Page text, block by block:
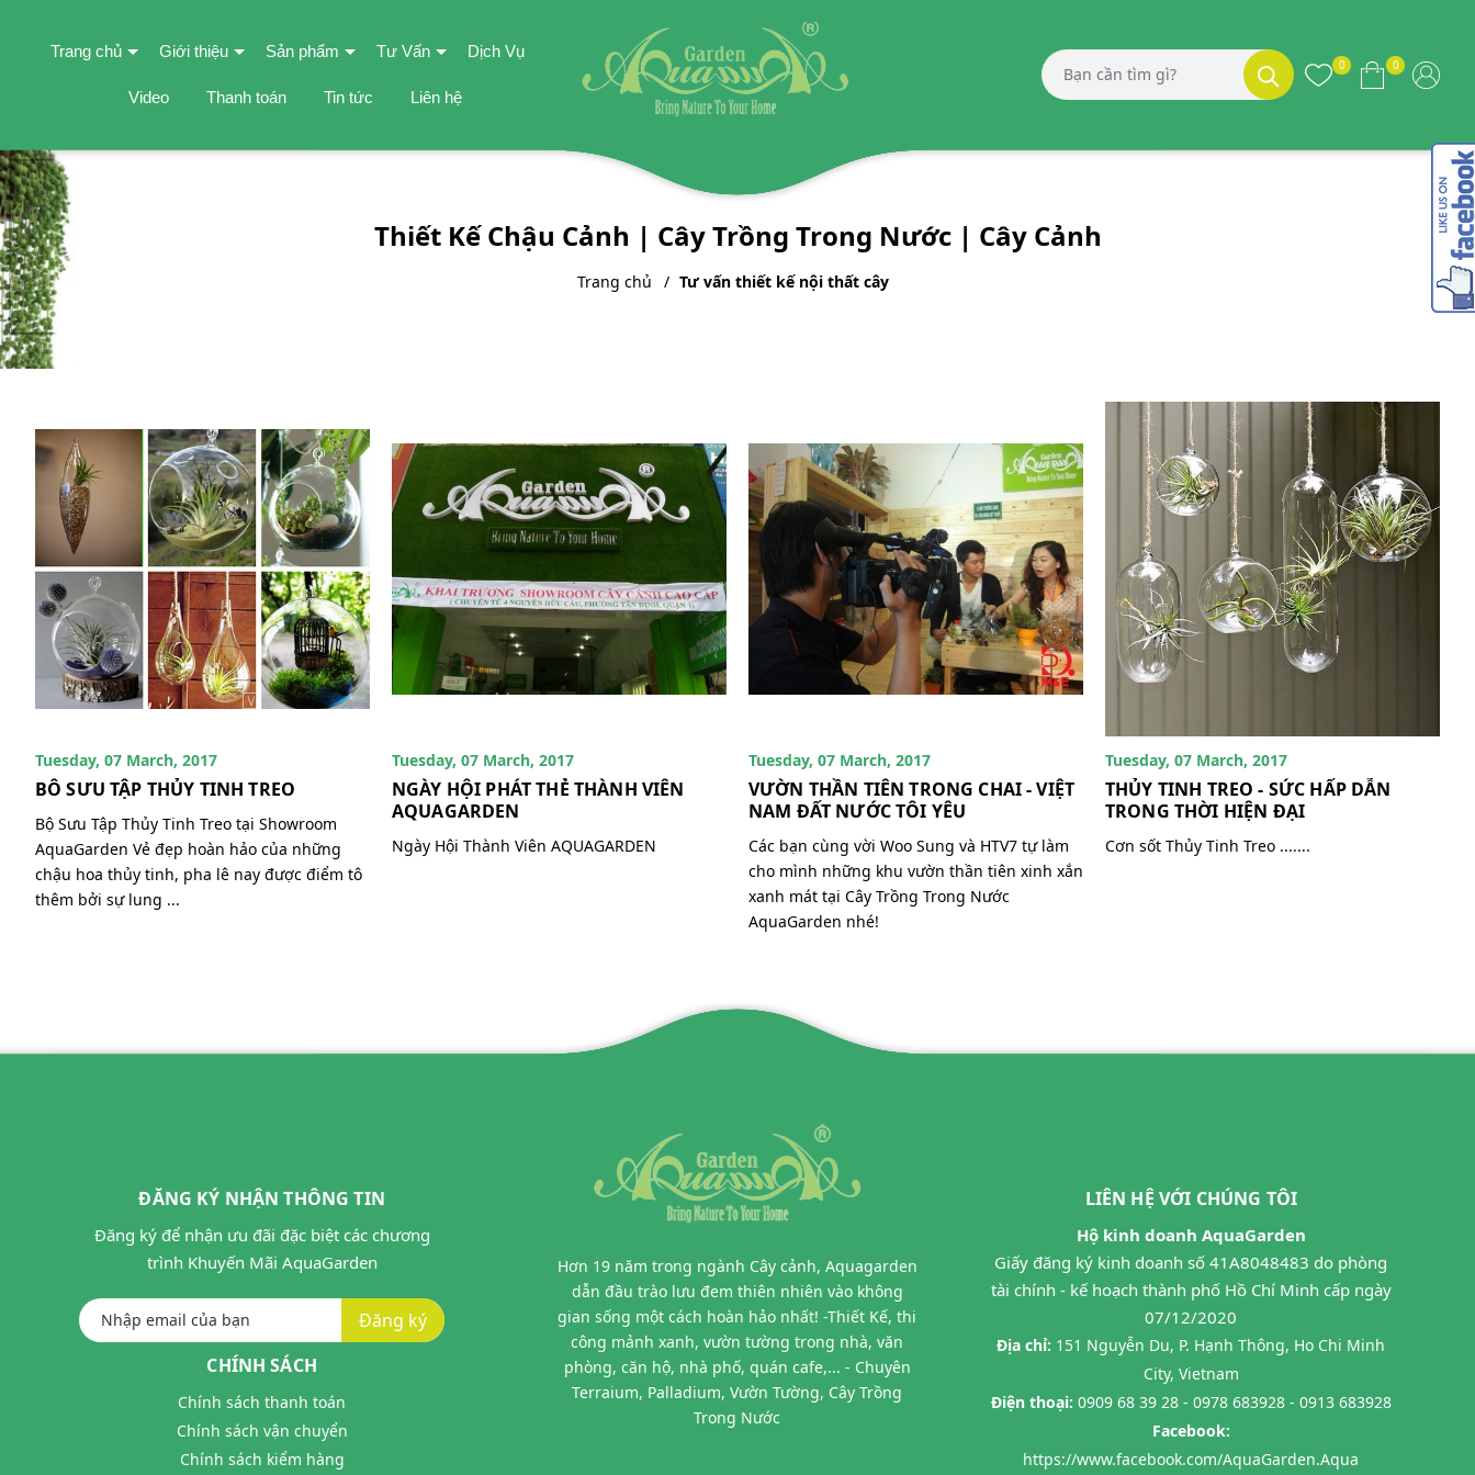
Trang chủ Giới thiệu Sản phẩm Tư Vấn Dịch Vụ
Video Thanh toán Tin tức Liên hệ
0 0
Thiết Kế Chậu Cảnh | Cây Trồng Trong Nước | Cây Cảnh
Trang chủ Tư vấn thiết kế nội thất cây
Tuesday, 07 March, 2017
BÔ SƯU TẬP THỦY TINH TREO
Bộ Sưu Tập Thủy Tinh Treo tại Showroom
AquaGarden Vẻ đẹp hoàn hảo của những
chậu hoa thủy tinh, pha lê nay được điểm tô
thêm bởi sự lung ...
Tuesday, 07 March, 2017
NGÀY HỘI PHÁT THẺ THÀNH VIÊN
AQUAGARDEN
Ngày Hội Thành Viên AQUAGARDEN
Tuesday, 07 March, 2017
VƯỜN THẦN TIÊN TRONG CHAI - VIỆT
NAM ĐẤT NƯỚC TÔI YÊU
Các bạn cùng vời Woo Sung và HTV7 tự làm
cho mình những khu vườn thần tiên xinh xắn
xanh mát tại Cây Trồng Trong Nước
AquaGarden nhé!
Tuesday, 07 March, 2017
THỦY TINH TREO - SỨC HẤP DẪN
TRONG THỜI HIỆN ĐẠI
Cơn sốt Thủy Tinh Treo .......
ĐĂNG KÝ NHẬN THÔNG TIN
Đăng ký để nhận ưu đãi đặc biệt các chương
trình Khuyến Mãi AquaGarden
Đăng ký
CHÍNH SÁCH
Chính sách thanh toán
Chính sách vận chuyển
Chính sách kiểm hàng
Hơn 19 năm trong ngành Cây cảnh, Aquagarden
dẫn đầu trào lưu đem thiên nhiên vào không
gian sống một cách hoàn hảo nhất! -Thiết Kế, thi
công mảnh xanh, vườn tường trong nhà, văn
phòng, căn hộ, nhà phố, quán cafe,... - Chuyên
Terraium, Palladium, Vườn Tường, Cây Trồng
Trong Nước
LIÊN HỆ VỚI CHÚNG TÔI
Hộ kinh doanh AquaGarden
Giấy đăng ký kinh doanh số 41A8048483 do phòng
tài chính - kế hoạch thành phố Hồ Chí Minh cấp ngày
07/12/2020
Địa chỉ: 151 Nguyễn Du, P. Hạnh Thông, Ho Chi Minh
City, Vietnam
Điện thoại: 0909 68 39 28 - 0978 683928 - 0913 683928
Facebook:
https://www.facebook.com/AquaGarden.Aqua